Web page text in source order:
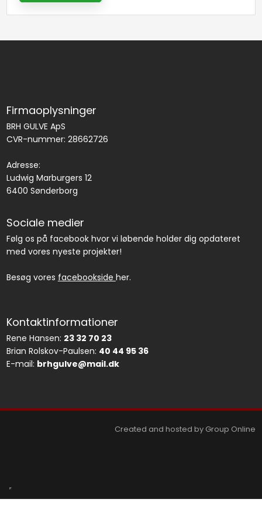
Firmaoplysninger
BRH GULVE ApS
CVR-nummer: 28662726
Adresse:
​Ludwig Marburgers 12
6400 Sønderborg
Sociale medier
Følg os på facebook hvor vi løbende holder dig opdateret
med vores nyeste projekter!
Besøg vores facebookside her.
Kontaktinformationer
Rene Hansen: 23 32 70 23
Brian Rolskov-Paulsen: 40 44 95 36
E-mail: brhgulve@mail.dk
Created and hosted by Group Online